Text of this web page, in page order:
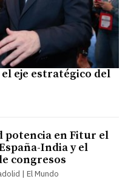
eje estratégico del
potencia en Fitur el
India y el
congresos
| El Mundo